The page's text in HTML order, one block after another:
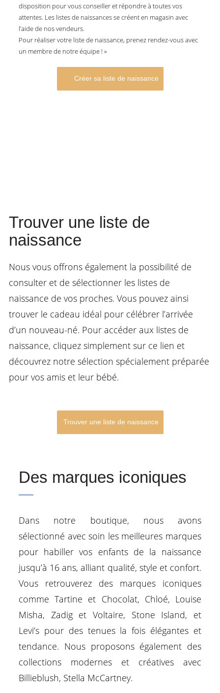
disposition pour vous conseiller et répondre à toutes vos
attentes. Les listes de naissances se créent en magasin avec
l’aide de nos vendeurs.
Pour réaliser votre liste de naissance, prenez rendez-vous avec
un membre de notre équipe ! »
Créer sa liste de naissance
Trouver une liste de
naissance
Nous vous offrons également la possibilité de
consulter et de sélectionner les listes de
naissance de vos proches. Vous pouvez ainsi
trouver le cadeau idéal pour célébrer l’arrivée
d’un nouveau-né. Pour accéder aux listes de
naissance, cliquez simplement sur ce lien et
découvrez notre sélection spécialement préparée
pour vos amis et leur bébé.
Trouver une liste de naissance
Des marques iconiques
Dans notre boutique, nous avons
sélectionné avec soin les meilleures marques
pour habiller vos enfants de la naissance
jusqu’à 16 ans, alliant qualité, style et confort.
Vous retrouverez des marques iconiques
comme Tartine et Chocolat, Chloé, Louise
Misha, Zadig et Voltaire, Stone Island, et
Levi’s pour des tenues la fois élégantes et
tendance. Nous proposons également des
collections modernes et créatives avec
Billieblush, Stella McCartney.